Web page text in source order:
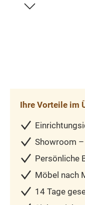
Ihre Vorteile im
Showroom
Persönliche
Möbel nach
14 Tage